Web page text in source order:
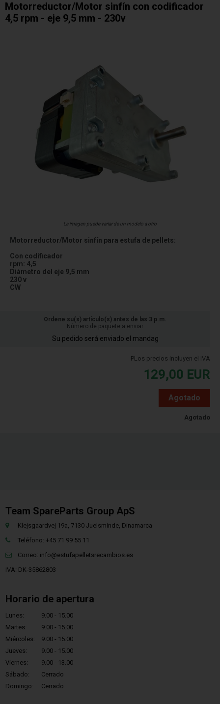
Motorreductor/Motor sinfín con codificador
4,5 rpm - eje 9,5 mm - 230v
La imagen puede variar de un modelo a otro
Motorreductor/Motor sinfín para estufa de pellets:
Con codificador
rpm: 4,5
Diámetro del eje 9,5 mm
230 v
CW
Ordene su(s) artículo(s) antes de las 3 p.m.
Número de paquete a enviar
Su pedido será enviado el mandag
PLos precios incluyen el IVA
129,00 EUR
Agotado
Agotado
Team SpareParts Group ApS
Klejsgaardvej 19a, 7130 Juelsminde, Dinamarca
Teléfono: +45 71 99 55 11
Correo: info@estufapelletsrecambios.es
IVA: DK-35862803
Horario de apertura
Lunes:
9.00 - 15.00
Martes:
9.00 - 15.00
Miércoles:
9.00 - 15.00
Jueves:
9.00 - 15.00
Viernes:
9.00 - 13.00
Sábado:
Cerrado
Domingo:
Cerrado